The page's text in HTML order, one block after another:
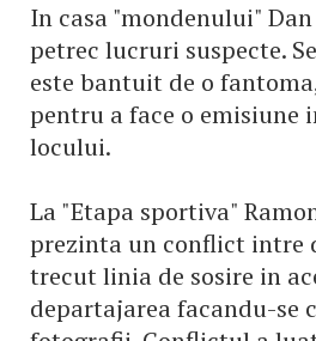
In casa "mondenului"
petrec lucruri suspecte.
este bantuit de o
pentru a face o emisiune
locului.
La "Etapa sportiva"
prezinta un conflict intre
trecut linia de sosire in
departajarea facandu-se